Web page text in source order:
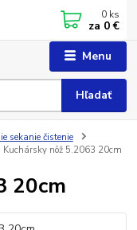
Menu
Hľadať
0 ks
za 0 €
sekanie čistenie
Kuchársky nôž 5.2063 20cm
20cm